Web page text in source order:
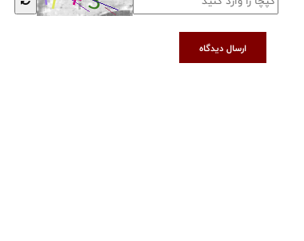
ارسال دیدگاه